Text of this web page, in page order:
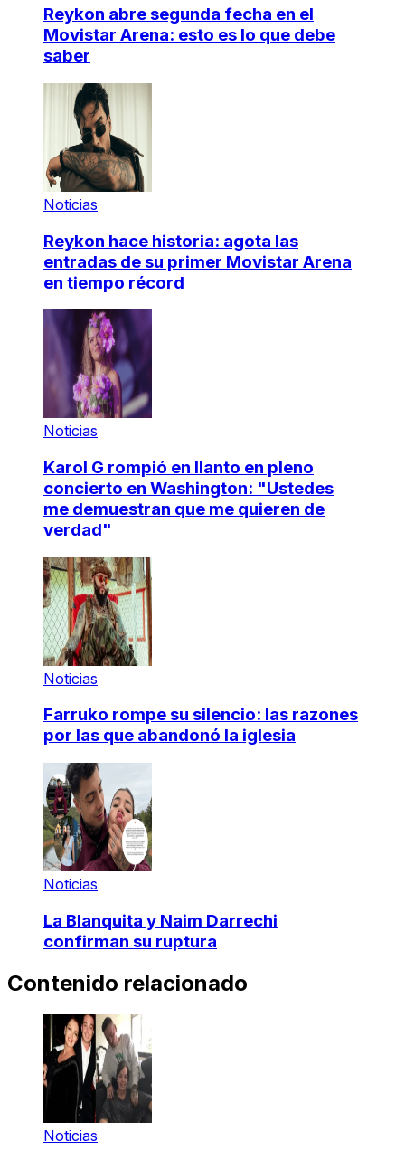
Reykon abre segunda fecha en el
Movistar Arena: esto es lo que debe
saber
Noticias
Reykon hace historia: agota las
entradas de su primer Movistar Arena
en tiempo récord
Noticias
Karol G rompió en llanto en pleno
concierto en Washington: "Ustedes
me demuestran que me quieren de
verdad"
Noticias
Farruko rompe su silencio: las razones
por las que abandonó la iglesia
Noticias
La Blanquita y Naim Darrechi
confirman su ruptura
Contenido relacionado
Noticias